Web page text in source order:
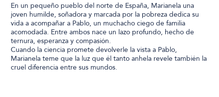
En un pequeño pueblo del norte de España, Marianela una
joven humilde, soñadora y marcada por la pobreza dedica su
vida a acompañar a Pablo, un muchacho ciego de familia
acomodada. Entre ambos nace un lazo profundo, hecho de
ternura, esperanza y compasión.
Cuando la ciencia promete devolverle la vista a Pablo,
Marianela teme que la luz que él tanto anhela revele también la
cruel diferencia entre sus mundos.